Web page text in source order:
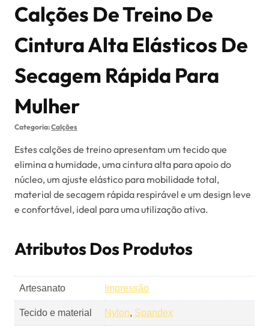
Calções De Treino De
Cintura Alta Elásticos De
Secagem Rápida Para
Mulher
Categoria:Calções
Estes calções de treino apresentam um tecido que
elimina a humidade, uma cintura alta para apoio do
núcleo, um ajuste elástico para mobilidade total,
material de secagem rápida respirável e um design leve
e confortável, ideal para uma utilização ativa.
Atributos Dos Produtos
Artesanato Impressão
Tecido e material Nylon, Spandex